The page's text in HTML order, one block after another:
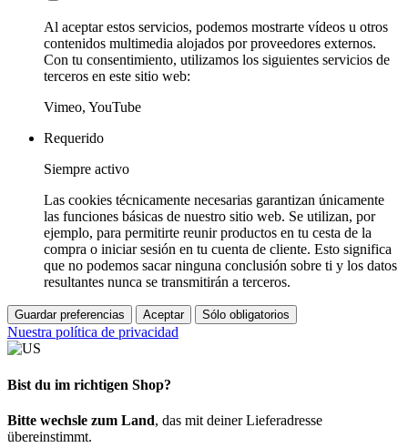
Al aceptar estos servicios, podemos mostrarte vídeos u otros
contenidos multimedia alojados por proveedores externos.
Con tu consentimiento, utilizamos los siguientes servicios de
terceros en este sitio web:
Vimeo, YouTube
Requerido
Siempre activo
Las cookies técnicamente necesarias garantizan únicamente
las funciones básicas de nuestro sitio web. Se utilizan, por
ejemplo, para permitirte reunir productos en tu cesta de la
compra o iniciar sesión en tu cuenta de cliente. Esto significa
que no podemos sacar ninguna conclusión sobre ti y los datos
resultantes nunca se transmitirán a terceros.
Guardar preferencias Aceptar Sólo obligatorios
Nuestra política de privacidad
Bist du im richtigen Shop?
Bitte wechsle zum Land, das mit deiner Lieferadresse
übereinstimmt.